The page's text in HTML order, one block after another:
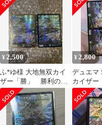
《多》
¥2,500
ふ*ゆ様 大地無双カイ
ザー「勝」 勝利の大
地２枚
¥2,800
デュエマ
カイザー
大地2枚